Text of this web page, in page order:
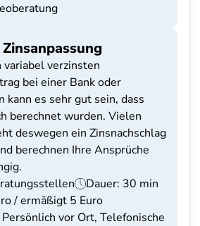
verzinsten
bei einer Bank oder
kann es sehr gut sein, dass
berechnet wurden. Vielen
deswegen ein Zinsnachschlag
berechnen Ihre Ansprüche
Dauer: 30 min
/ ermäßigt 5 Euro
vor Ort, Telefonische